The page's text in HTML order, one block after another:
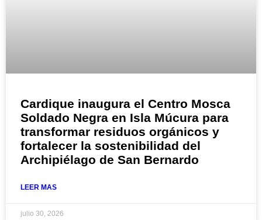
Cardique inaugura el Centro Mosca
Soldado Negra en Isla Múcura para
transformar residuos orgánicos y
fortalecer la sostenibilidad del
Archipiélago de San Bernardo
LEER MAS
julio 30, 2026